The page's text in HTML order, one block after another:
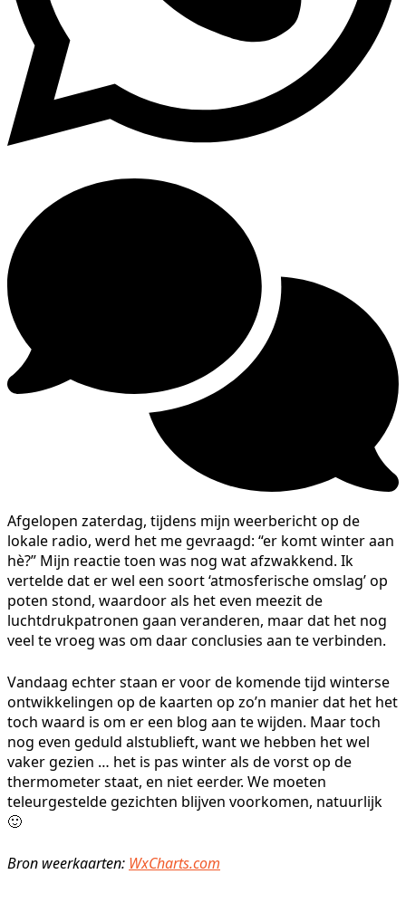
Afgelopen zaterdag, tijdens mijn weerbericht op de
lokale radio, werd het me gevraagd: “er komt winter aan
hè?” Mijn reactie toen was nog wat afzwakkend. Ik
vertelde dat er wel een soort ‘atmosferische omslag’ op
poten stond, waardoor als het even meezit de
luchtdrukpatronen gaan veranderen, maar dat het nog
veel te vroeg was om daar conclusies aan te verbinden.
Vandaag echter staan er voor de komende tijd winterse
ontwikkelingen op de kaarten op zo’n manier dat het het
toch waard is om er een blog aan te wijden. Maar toch
nog even geduld alstublieft, want we hebben het wel
vaker gezien … het is pas winter als de vorst op de
thermometer staat, en niet eerder. We moeten
teleurgestelde gezichten blijven voorkomen, natuurlijk
🙂
Bron weerkaarten: WxCharts.com